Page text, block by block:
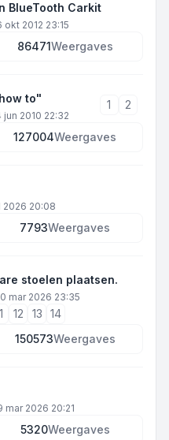
BlueTooth Carkit
okt 2012 23:15
86471Weergaves
to"
jun 2010 22:32
1 2
127004Weergaves
2026 20:08
7793Weergaves
stoelen plaatsen.
mar 2026 23:35
12 13
14
150573Weergaves
mar 2026 20:21
5320Weergaves